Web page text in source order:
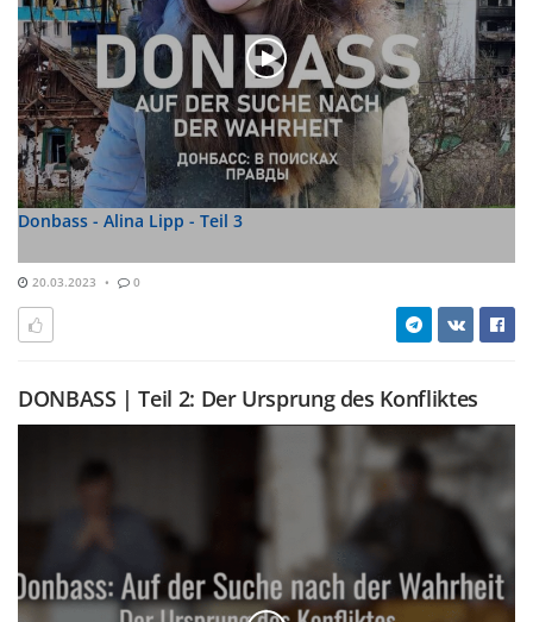
Donbass - Alina Lipp - Teil 3
20.03.2023 0
DONBASS | Teil 2: Der Ursprung des Konfliktes